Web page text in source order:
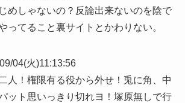
めしゃないの？反論出来ないのを陰で
ってること裏サイトとかわりない。
04(火)11:13:56
人！権限有る役から外せ！兎に角、中
ット思いっきり切れヨ！塚原無しで行